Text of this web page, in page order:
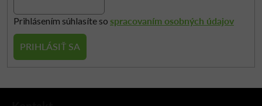
Prihlásením súhlasíte so spracovaním osobných údajov
PRIHLÁSIŤ SA
Z